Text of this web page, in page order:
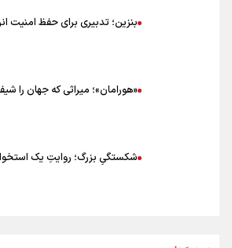
بنزین؛ تدبیری برای حفظ امنیت
«هورامان»؛ میراثی که جهان را
شکستگیِ بزرگ؛ روایتِ یک